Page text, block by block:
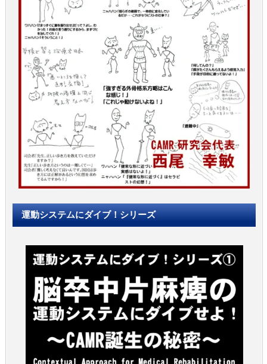
運動システムにダイブ！シリーズ